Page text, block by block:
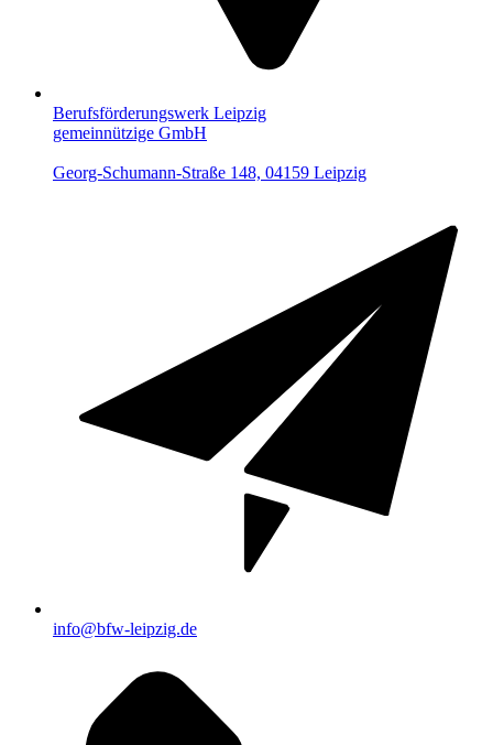
Berufsförderungswerk Leipzig
gemeinnützige GmbH
Georg-Schumann-Straße 148, 04159 Leipzig
info@bfw-leipzig.de